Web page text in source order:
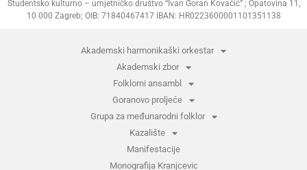
Studentsko kulturno – umjetničko društvo “Ivan Goran Kovačić” ; Opatovina 11,
10 000 Zagreb; OIB: 71840467417 IBAN: HR0223600001101351138
Akademski harmonikaški orkestar
Akademski zbor
Folklorni ansambl
Goranovo proljeće
Grupa za međunarodni folklor
Kazalište
Manifestacije
Monografija Kranjcevic